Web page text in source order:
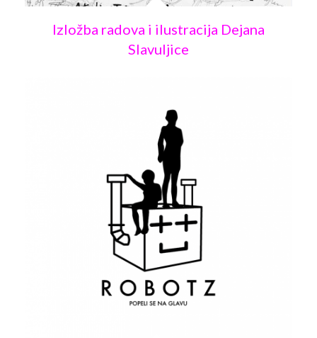
Izložba radova i ilustracija Dejana
Slavuljice